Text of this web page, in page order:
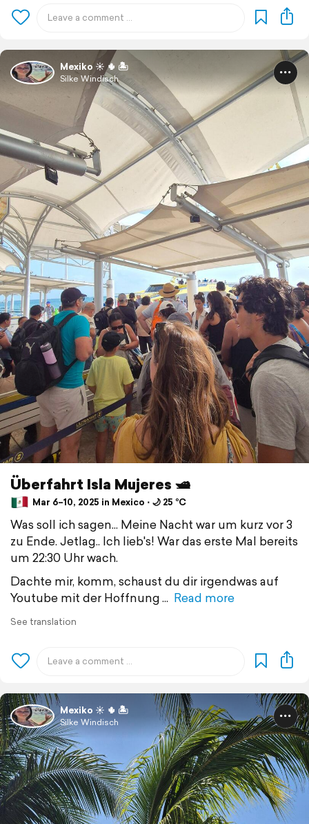
Mexiko ☀️ 🌵 🏝️
Silke Windisch
Überfahrt Isla Mujeres 🛥️
Mar 6–10, 2025 in Mexico ⋅ 🌙 25 °C
Was soll ich sagen... Meine Nacht war um kurz vor 3
zu Ende. Jetlag.. Ich lieb's! War das erste Mal bereits
um 22:30 Uhr wach.
Dachte mir, komm, schaust du dir irgendwas auf
Youtube mit der Hoffnung
Read more
See translation
Mexiko ☀️ 🌵 🏝️
Silke Windisch